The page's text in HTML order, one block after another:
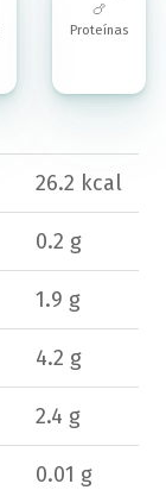
🍗
Proteínas
26.2 kcal
0.2 g
1.9 g
4.2 g
2.4 g
0.01 g